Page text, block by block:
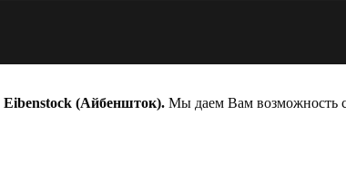
Eibenstock (Айбеншток). Мы даем Вам возможность